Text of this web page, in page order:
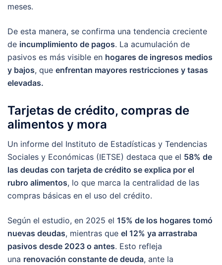
meses.
De esta manera, se confirma una tendencia creciente
de incumplimiento de pagos. La acumulación de
pasivos es más visible en hogares de ingresos medios
y bajos, que enfrentan mayores restricciones y tasas
elevadas.
Tarjetas de crédito, compras de
alimentos y mora
Un informe del Instituto de Estadísticas y Tendencias
Sociales y Económicas (IETSE) destaca que el 58% de
las deudas con tarjeta de crédito se explica por el
rubro alimentos, lo que marca la centralidad de las
compras básicas en el uso del crédito.
Según el estudio, en 2025 el 15% de los hogares tomó
nuevas deudas, mientras que el 12% ya arrastraba
pasivos desde 2023 o antes. Esto refleja
una renovación constante de deuda, ante la